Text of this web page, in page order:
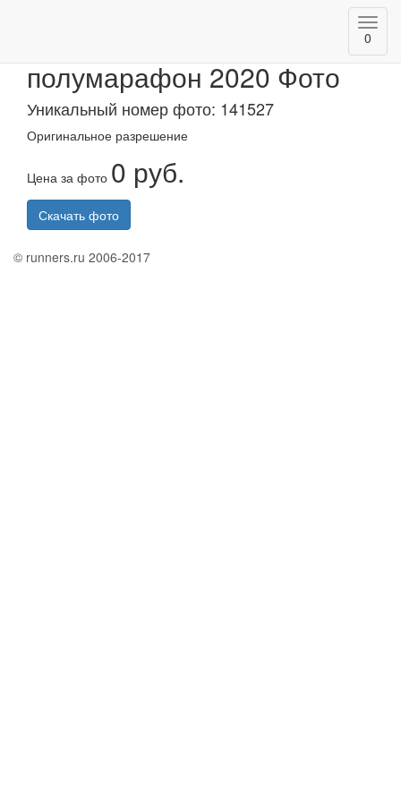
0
полумарафон 2020 Фото
Уникальный номер фото: 141527
Оригинальное разрешение
Цена за фото 0 руб.
Скачать фото
© runners.ru 2006-2017